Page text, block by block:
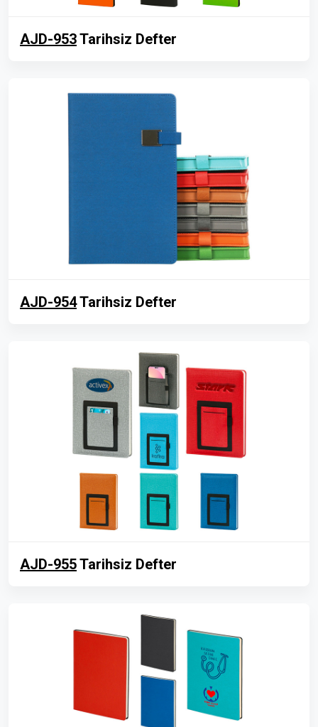
AJD-953Tarihsiz Defter
AJD-954Tarihsiz Defter
AJD-955Tarihsiz Defter